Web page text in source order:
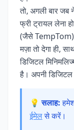
तो, अगली बार जब
फ्री ट्रायल लेना
(जैसे TempTom)
मज़ा तो देगा ही,
डिजिटल
है। अपनी डिजिटल
💡 सलाह:
ईमेलसे करें।